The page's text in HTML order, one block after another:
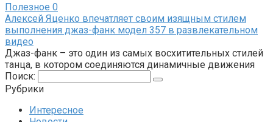
Полезное 0
Алексей Яценко впечатляет своим изящным стилем
выполнения джаз-фанк модел 357 в развлекательном
видео
Джаз-фанк – это один из самых восхитительных стилей
танца, в котором соединяются динамичные движения
Поиск:
Рубрики
Интересное